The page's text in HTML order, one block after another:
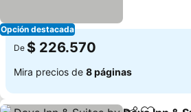
Opción destacada
De $ 226.570
Mira precios de 8 páginas